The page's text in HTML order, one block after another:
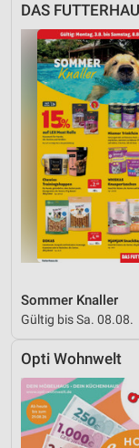
DAS
Sommer Knaller
Gültig bis Sa. 08.08.
Opti Wohnwelt